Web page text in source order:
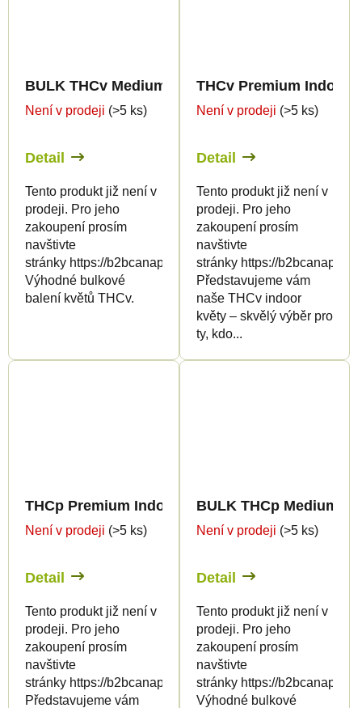
BULK THCv Medium Greenhouse Quality 15%
Není v prodeji (>5 ks)
Detail
Tento produkt již není v
prodeji. Pro jeho
zakoupení prosím
navštivte
stránky https://b2bcanapuff.com/
Výhodné bulkové
balení květů THCv.
THCv Premium Indoor
Není v prodeji (>5 ks)
Detail
Tento produkt již není v
prodeji. Pro jeho
zakoupení prosím
navštivte
stránky https://
Představujeme vám
naše THCv indoor
květy – skvělý výběr pro
ty, kdo...
THCp Premium Indoor Edition 8%
Není v prodeji (>5 ks)
Detail
Tento produkt již není v
prodeji. Pro jeho
zakoupení prosím
navštivte
stránky https://b2bcanapuff.com/
Představujeme vám
BULK THCp Medium
Není v prodeji (>5 ks)
Detail
Tento produkt již není v
prodeji. Pro jeho
zakoupení prosím
navštivte
stránky https://
Výhodné bulkové